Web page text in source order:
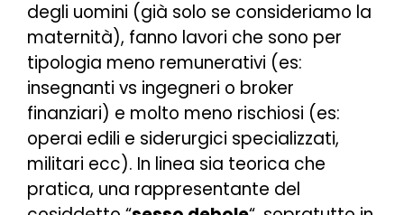
degli uomini (già solo se consideriamo la
maternità), fanno lavori che sono per
tipologia meno remunerativi (es:
insegnanti vs ingegneri o broker
finanziari) e molto meno rischiosi (es:
operai edili e siderurgici specializzati,
militari ecc). In linea sia teorica che
pratica, una rappresentante del